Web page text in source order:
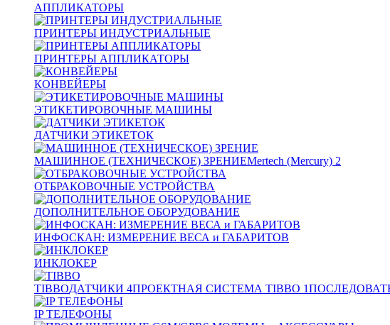
АППЛИКАТОРЫ
ПРИНТЕРЫ ИНДУСТРИАЛЬНЫЕ
ПРИНТЕРЫ АППЛИКАТОРЫ
КОНВЕЙЕРЫ
ЭТИКЕТИРОВОЧНЫЕ МАШИНЫ
ДАТЧИКИ ЭТИКЕТОК
МАШИННОЕ (ТЕХНИЧЕСКОЕ) ЗРЕНИЕMertech (Mercury) 2
ОТБРАКОВОЧНЫЕ УСТРОЙСТВА
ДОПОЛНИТЕЛЬНОЕ ОБОРУДОВАНИЕ
ИНФОСКАН: ИЗМЕРЕНИЕ ВЕСА и ГАБАРИТОВ
ИНКЛОКЕР
TIBBOДАТЧИКИ 4ПРОЕКТНАЯ СИСТЕМА TIBBO 1
IP ТЕЛЕФОНЫ